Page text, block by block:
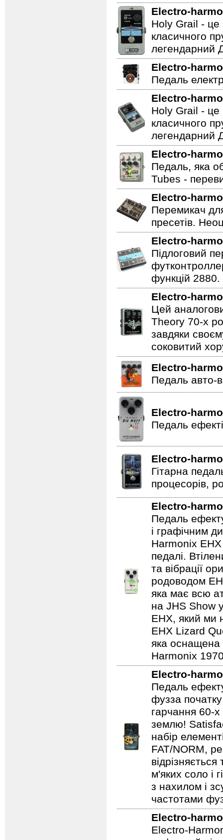
Electro-
Holy Grail - це
класичного
легендарний
Electro-
Педаль
Electro-
Holy Grail - це
класичного
легендарний
Electro-
Педаль, яка
Tubes -
Electro-
Перемикач
пресетів.
Electro-
Підлоговий
функцій 2880.
Electro-
Цей
Theory 70-х
завдяки
соковитий
Electro-
Педаль авто-
Electro-
Педаль
Electro-
Гітарна
процесорів,
Electro-
Педаль
і графічним
Harmonix
педалі.
та вібрації
родоводом
яка має всю
на JHS Show
EHX, який ми
EHX Lizard
яка оснащена
Harmonix
Electro-
Педаль
фузза
гарчання 60-
землю!
набір
FAT/NORM,
м'яких соло і
з нахилом і
частотами
Electro-
Electro-